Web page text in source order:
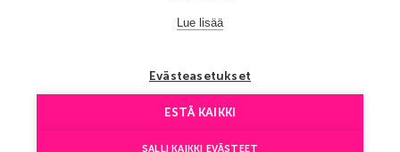
Lue lisää
Evästeasetukset
ESTÄ KAIKKI
SALLI KAIKKI EVÄSTEET
Copyright © Aventours 2026